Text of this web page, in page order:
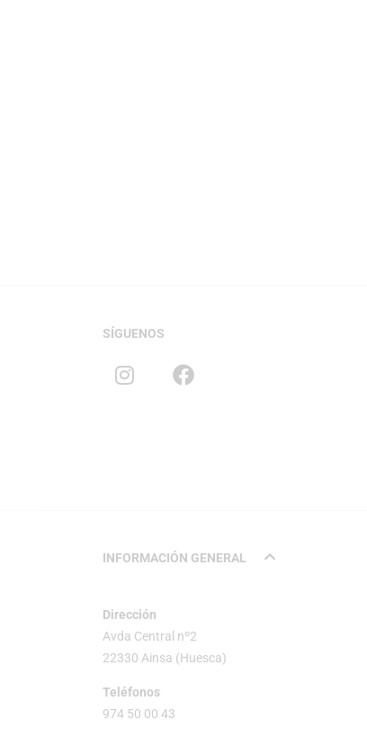
SÍGUENOS
INFORMACIÓN GENERAL
Dirección
Avda Central nº2
22330 Ainsa (Huesca)
Teléfonos
974 50 00 43